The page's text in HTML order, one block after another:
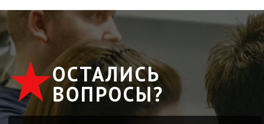
ОСТАЛИСЬ
ВОПРОСЫ?